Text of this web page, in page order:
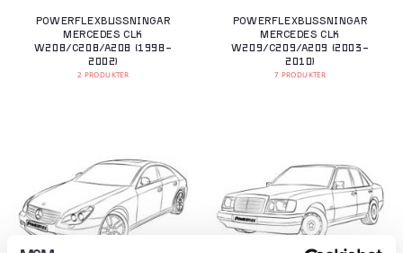
POWERFLEXBUSSNINGAR
MERCEDES CLK
W208/C208/A208 (1998-
2002)
2 PRODUKTER
POWERFLEXBUSSNINGAR
MERCEDES CLK
W209/C209/A209 (2003-
2010)
7 PRODUKTER